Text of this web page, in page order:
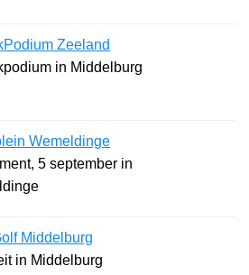
Zeeland
in Middelburg
Wemeldinge
5 september in
Middelburg
in Middelburg